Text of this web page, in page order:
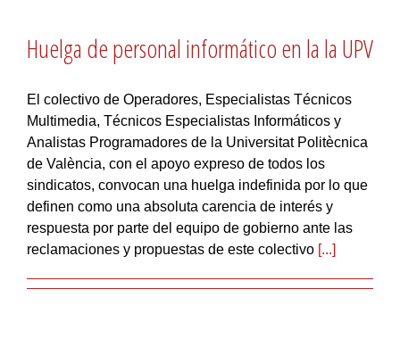
Huelga de personal informático en la la UPV
El colectivo de Operadores, Especialistas Técnicos
Multimedia, Técnicos Especialistas Informáticos y
Analistas Programadores de la Universitat Politècnica
de València, con el apoyo expreso de todos los
sindicatos, convocan una huelga indefinida por lo que
definen como una absoluta carencia de interés y
respuesta por parte del equipo de gobierno ante las
reclamaciones y propuestas de este colectivo [...]